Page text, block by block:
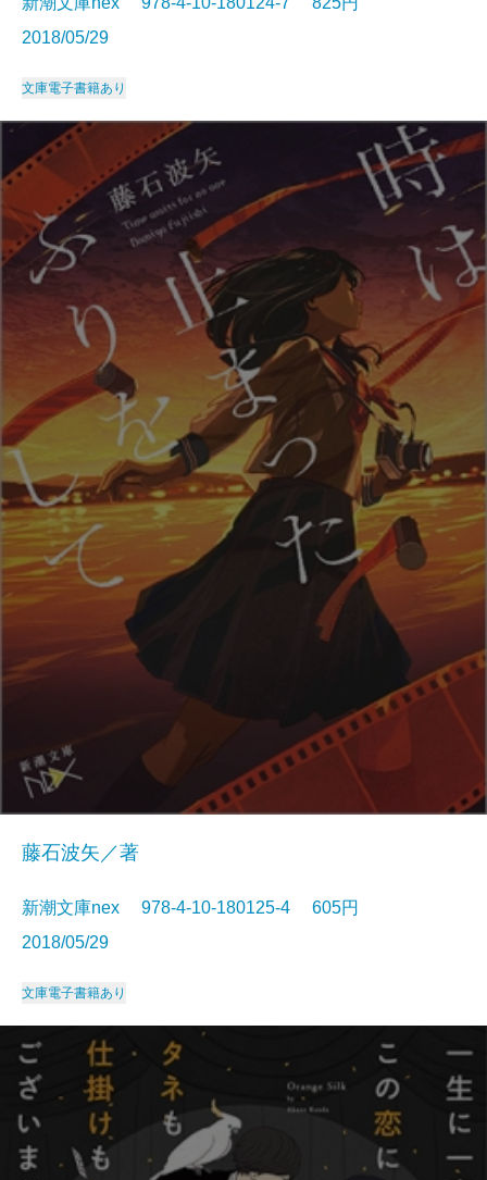
2018/05/29
文庫電子書籍あり
藤石波矢／著
新潮文庫nex 978-4-10-180125-4 605円
2018/05/29
文庫電子書籍あり